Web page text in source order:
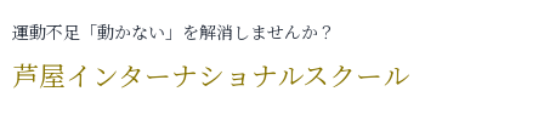
運動不足「動かない」を解消しませんか？
芦屋インターナショナルスクール